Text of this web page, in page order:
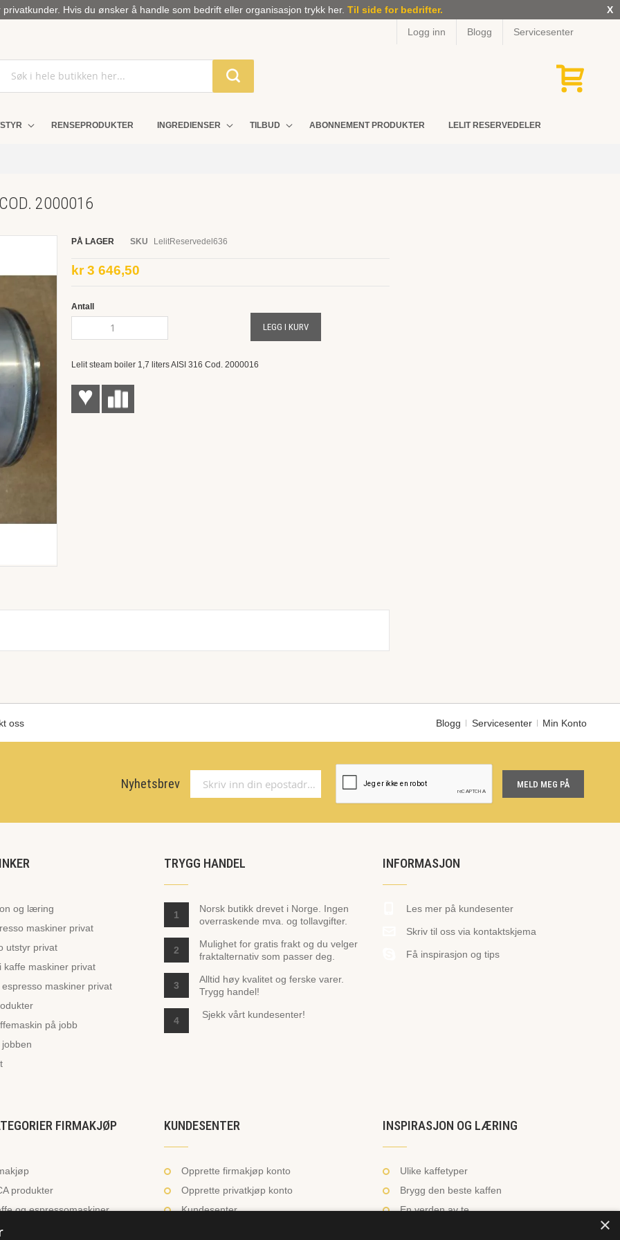
Hvis du ønsker å handle som bedrift eller organisasjon trykk her. Til side for bedrifter.
X
Logg inn Blogg Servicesenter
RENSEPRODUKTER INGREDIENSER TILBUD ABONNEMENT PRODUKTER LELIT RESERVEDELER
2000016
PÅ LAGER SKU LelitReservedel636
kr 3 646,50
Antall
LEGG I KURV
Lelit steam boiler 1,7 liters AISI 316 Cod. 2000016
♥
oss Blogg Servicesenter Min Konto
Nyhetsbrev MELD MEG PÅ
og læring
maskiner privat
utstyr privat
kaffe maskiner privat
espresso maskiner privat
på jobb
TRYGG HANDEL
1
Norsk butikk drevet i Norge. Ingen
overraskende mva. og tollavgifter.
2
Mulighet for gratis frakt og du velger
fraktalternativ som passer deg.
3
Alltid høy kvalitet og ferske varer.
Trygg handel!
4
Sjekk vårt kundesenter!
INFORMASJON
Les mer på kundesenter
Skriv til oss via kontaktskjema
Få inspirasjon og tips
FIRMAKJØP
produkter
og espressomaskiner
og tilbehør
KUNDESENTER
Opprette firmakjøp konto
Opprette privatkjøp konto
Kundesenter
INSPIRASJON OG LÆRING
Ulike kaffetyper
Brygg den beste kaffen
En verden av te
×